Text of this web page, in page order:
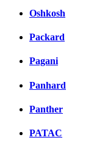
Oshkosh
Packard
Pagani
Panhard
Panther
PATAC